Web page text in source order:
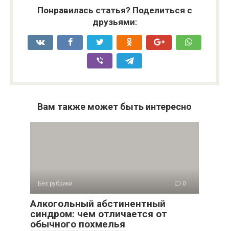
Понравилась статья? Поделиться с
друзьями:
Вам также может быть интересно
Без рубрики 0
Алкогольный абстинентный
синдром: чем отличается от
обычного похмелья